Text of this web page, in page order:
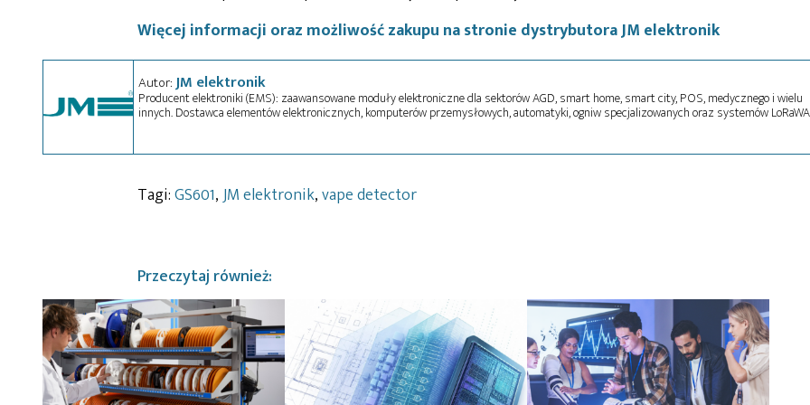
Więcej informacji oraz możliwość zakupu na stronie dystrybutora JM elektronik
Autor:JM elektronik
Producent elektroniki (EMS): zaawansowane moduły elektroniczne dla sektorów AGD, smart home, smart city, POS, medycznego i wielu
innych. Dostawca elementów elektronicznych, komputerów przemysłowych, automatyki, ogniw specjalizowanych oraz systemów
Tagi:GS601,JM elektronik,vape detector
Przeczytaj również: